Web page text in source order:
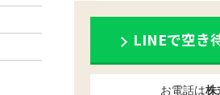
LINEで空き
お電話は株